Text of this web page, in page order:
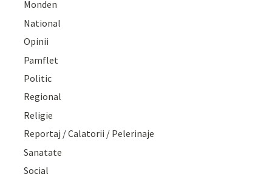
Monden
National
Opinii
Pamflet
Politic
Regional
Religie
Reportaj / Calatorii / Pelerinaje
Sanatate
Social